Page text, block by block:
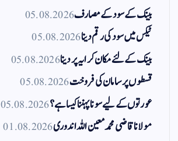
بینک کے سود کے مصارف05.08.2026
ٹیکس میں سود کی رقم دینا05.08.2026
بینک کے لئے مکان کرایہ پر دینا05.08.2026
قسطوں پر سامان کی فروخت05.08.2026
عورتوں کے لیے سونا پہننا کیسا ہے؟05.08.2026
مولانا قاضی محمد معین اللہ اندوری01.08.2026